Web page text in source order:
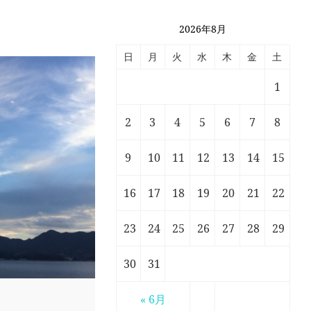
2026年8月
日 月 火 水 木 金 土
« 6月
1
2 3 4 5 6 7 8
9 10 11 12 13 14 15
16 17 18 19 20 21 22
23 24 25 26 27 28 29
30 31